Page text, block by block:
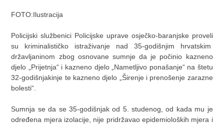
FOTO:Ilustracija
Policijski službenici Policijske uprave osječko-baranjske proveli
su kriminalističko istraživanje nad 35-godišnjim hrvatskim
državljaninom zbog osnovane sumnje da je počinio kazneno
djelo „Prijetnja“ i kazneno djelo „Nametljivo ponašanje“ na štetu
32-godišnjakinje te kazneno djelo „Širenje i prenošenje zarazne
bolesti“.
Sumnja se da se 35-godišnjak od 5. studenog, od kada mu je
određena mjera izolacije, nije pridržavao epidemioloških mjera i